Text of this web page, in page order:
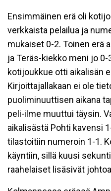
Ensimmäinen erä oli
verkkaista pelailua ja
mukaiset 0-2. Toinen erä
ja Teräs-kiekko meni jo
kotijoukkue otti aikalisän
Kirjoittajallakaan ei ole
puoliminuuttisen aikana
peli-ilme muuttui täysin.
aikalisästä Pohti kavensi
tilastoitiin numeroin 1-1.
käyntiin, sillä kuusi
raahelaiset lisäsivät